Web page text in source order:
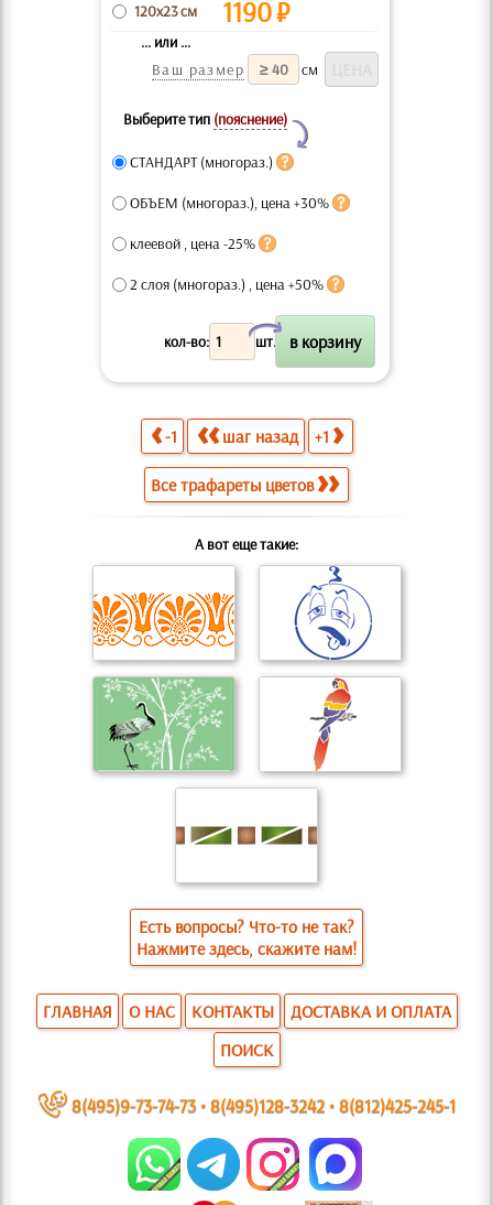
120x23 см 1190₽
... или ...
Ваш размер
см
Выберите тип (пояснение)
Y
СТАНДАРТ (многораз.)
ОБЪЕМ (многораз.), цена +30%
клеевой , цена -25%
2 слоя (многораз.) , цена +50%
кол-во: шт.
X
-1 шаг назад +1
Все трафареты цветов
А вот еще такие:
Есть вопросы? Что-то не так?
Нажмите здесь, скажите нам!
ГЛАВНАЯ О НАС КОНТАКТЫ
ДОСТАВКА И ОПЛАТА
ПОИСК
~ 8(495)9-73-74-73•8(495)128-3242•8(812)425-245-1